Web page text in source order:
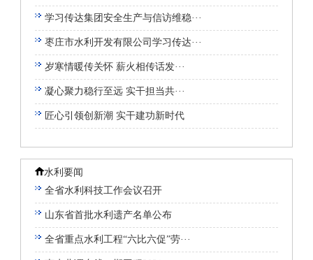
学习传达集团安全生产与信访维稳···
枣庄市水利开发有限公司学习传达···
岁寒情暖传关怀 薪火相传话发···
凝心聚力稳行至远 实干担当共···
匠心引领创新潮 实干建功新时代
水利要闻
全省水利科技工作会议召开
山东省首批水利遗产名单公布
全省重点水利工程“六比六促”劳···